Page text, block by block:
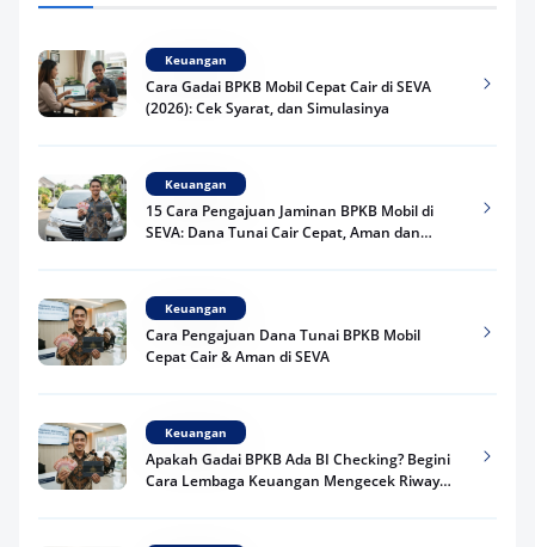
Keuangan
Cara Gadai BPKB Mobil Cepat Cair di SEVA
(2026): Cek Syarat, dan Simulasinya
Keuangan
15 Cara Pengajuan Jaminan BPKB Mobil di
SEVA: Dana Tunai Cair Cepat, Aman dan
Keuangan
Cara Pengajuan Dana Tunai BPKB Mobil
Cepat Cair & Aman di SEVA
Keuangan
Apakah Gadai BPKB Ada BI Checking? Begini
Cara Lembaga Keuangan Mengecek Riwayat